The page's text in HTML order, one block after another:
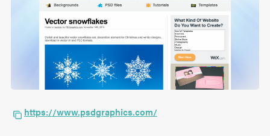
https://www.psdgraphics.com/